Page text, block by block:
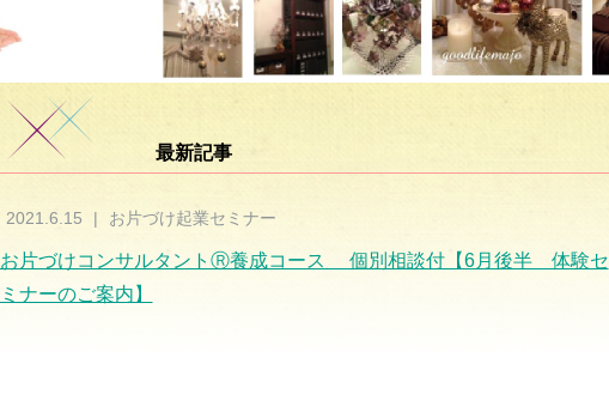
最新記事
2021.6.15 | お片づけ起業セミナー
お片づけコンサルタントⓇ養成コース 個別相談付【6月後半 体験セ
ミナーのご案内】